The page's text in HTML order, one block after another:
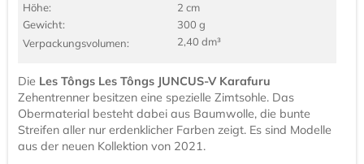
Höhe:
2 cm
Gewicht:
300 g
Verpackungs­volumen:
2,40 dm³
Die Les Tôngs Les Tôngs JUNCUS-V Karafuru
Zehentrenner besitzen eine spezielle Zimtsohle. Das
Obermaterial besteht dabei aus Baumwolle, die bunte
Streifen aller nur erdenklicher Farben zeigt. Es sind Modelle
aus der neuen Kollektion von 2021.